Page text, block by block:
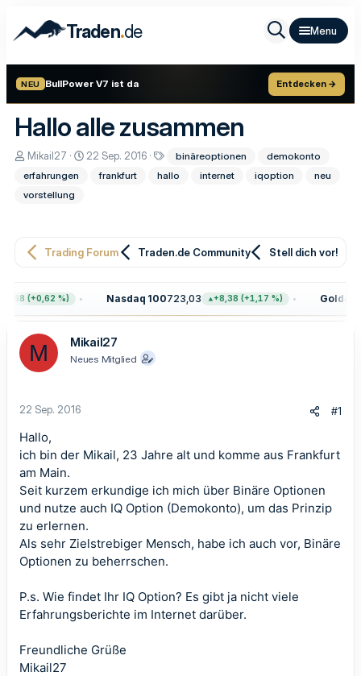
Traden.de
NEU BullPower V7 ist da Entdecken →
Hallo alle zusammen
E
s
t
r
Mikail27
E
a
22 Sep. 2016
h
r
binäreoptionen
demokonto
erfahrungen
frankfurt hallo internet iqoption
neu
vorstellung
Trading Forum Traden.de Community Stell dich vor!
(+0,62 %) Nasdaq 100723,03 +8,38 (+1,17 %) Gold
M Mikail27
Neues Mitglied
22 Sep. 2016 #1
Hallo,
ich bin der Mikail, 23 Jahre alt und komme aus Frankfurt
am Main.
Seit kurzem erkundige ich mich über Binäre Optionen
und nutze auch IQ Option (Demokonto), um das Prinzip
zu erlernen.
Als sehr Zielstrebiger Mensch, habe ich auch vor, Binäre
Optionen zu beherrschen.
P.s. Wie findet Ihr IQ Option? Es gibt ja nicht viele
Erfahrungsberichte im Internet darüber.
Freundliche Grüße
Mikail27